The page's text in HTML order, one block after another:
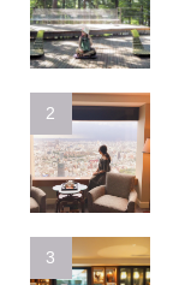
2
3